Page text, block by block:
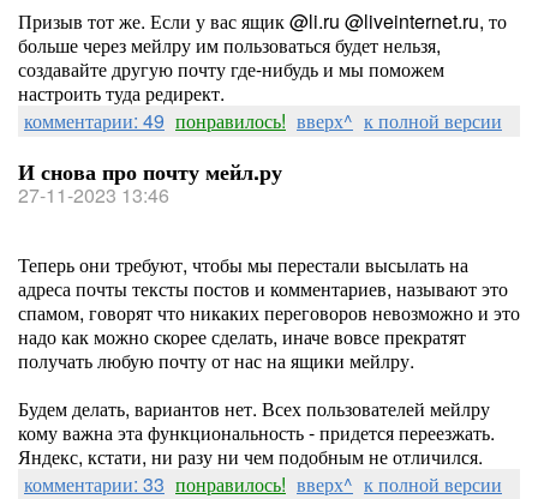
Призыв тот же. Если у вас ящик @li.ru @liveinternet.ru, то
больше через мейлру им пользоваться будет нельзя,
создавайте другую почту где-нибудь и мы поможем
настроить туда редирект.
комментарии: 49 понравилось! вверх^ к полной версии
И снова про почту мейл.ру
27-11-2023 13:46
Теперь они требуют, чтобы мы перестали высылать на
адреса почты тексты постов и комментариев, называют это
спамом, говорят что никаких переговоров невозможно и это
надо как можно скорее сделать, иначе вовсе прекратят
получать любую почту от нас на ящики мейлру.
Будем делать, вариантов нет. Всех пользователей мейлру
кому важна эта функциональность - придется переезжать.
Яндекс, кстати, ни разу ни чем подобным не отличился.
комментарии: 33 понравилось! вверх^ к полной версии